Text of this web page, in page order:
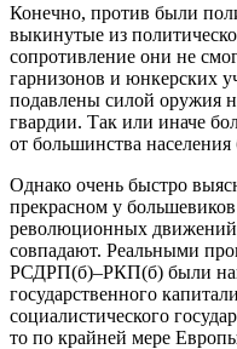
Конечно, против были
выкинутые из
сопротивление они не
гарнизонов и юнкерских
подавлены силой оружия
гвардии. Так или иначе
от большинства
Однако очень быстро
прекрасном у
революционных движений
совпадают. Реальными
РСДРП(б)–РКП(б) были
государственного
социалистического
то по крайней мере